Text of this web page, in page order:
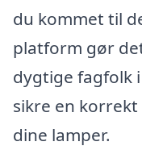
du kommet til
platform gør
dygtige fagfolk
sikre en
dine lamper.